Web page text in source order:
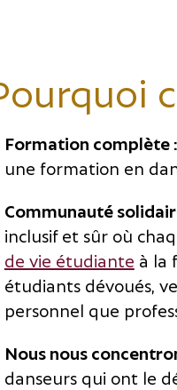
Formation complète :
une formation en
Communauté
inclusif et sûr où
de vie étudiante à la
étudiants dévoués,
personnel que
Nous nous
danseurs qui ont le